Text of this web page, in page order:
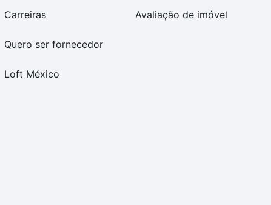
Carreiras
Quero ser fornecedor
Loft México
Avaliação de imóvel